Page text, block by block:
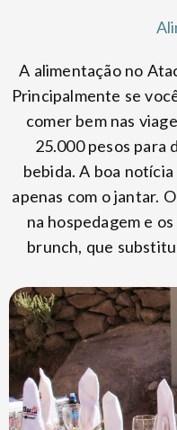
A alimentação no
Principalmente se
comer bem nas
25.000 pesos para
bebida. A boa
apenas com o jantar.
na hospedagem e
brunch, que